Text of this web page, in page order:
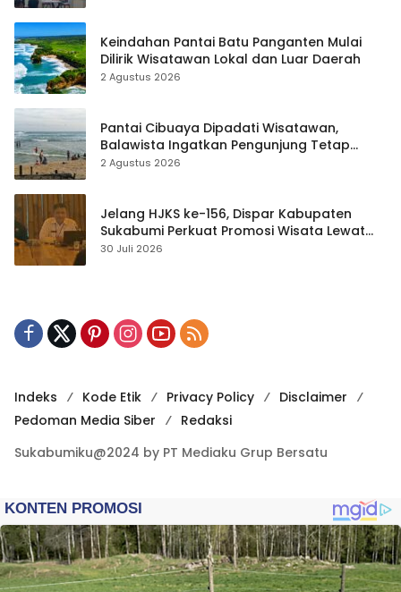
Keindahan Pantai Batu Panganten Mulai
Dilirik Wisatawan Lokal dan Luar Daerah
2 Agustus 2026
Pantai Cibuaya Dipadati Wisatawan,
Balawista Ingatkan Pengunjung Tetap
Waspada
2 Agustus 2026
Jelang HJKS ke-156, Dispar Kabupaten
Sukabumi Perkuat Promosi Wisata Lewat
Publikasi Digital
30 Juli 2026
Indeks Kode Etik Privacy Policy
Disclaimer
Pedoman Media Siber
Redaksi
Sukabumiku@2024 by PT Mediaku Grup Bersatu